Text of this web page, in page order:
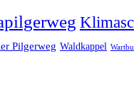
Pilgerweg Waldkappel